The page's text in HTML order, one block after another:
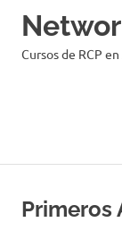
Cursos de RCP
Primeros